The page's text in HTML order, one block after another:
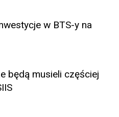
w BTS-y na
będą musieli częściej